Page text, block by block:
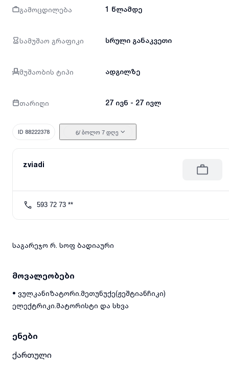
გამოცდილება 1 წლამდე
სამუშაო გრაფიკი სრული განაკვეთი
მუშაობის ტიპი ადგილზე
თარიღი 27 ივნ - 27 ივლ
ID 88222378 6/ ბოლო 7 დღე
zviadi
593 72 73 **
საგარეჯო რ. სოფ ბადიაური
მოვალეობები
• ვულკანიზატორი.მეთუნუქე(ჟეშტიანჩიკი)
ელექტრიკი.მატორისტი და სხვა
ენები
ქართული